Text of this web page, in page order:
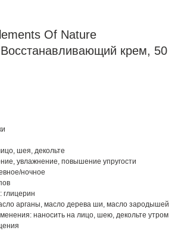
Of Nature
крем, 50
шея, декольте
увлажнение, повышение упругости
ночное
глицерин
арганы, масло дерева ши, масло зародышей
наносить на лицо, шею, декольте утром